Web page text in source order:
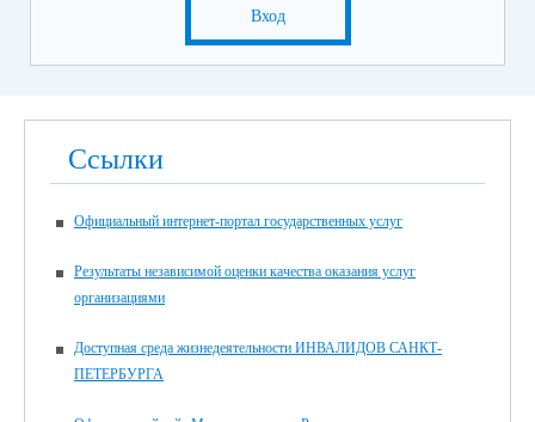
Вход
Ссылки
Официальный интернет-портал государственных услуг
Результаты независимой оценки качества оказания услуг
организациями
Доступная среда жизнедеятельности ИНВАЛИДОВ САНКТ-
ПЕТЕРБУРГА